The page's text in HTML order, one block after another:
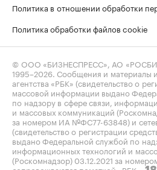
Политика в отношении обработки
Политика обработки файлов cookie
© ООО «БИЗНЕСПРЕСС», АО
1995–2026 . Сообщения и
агентства «РБК» (свидетельство о
массовой информации выдано
по надзору в сфере связи,
и массовых коммуникаций
за номером ИА №ФС77-63848) и
(свидетельство о регистрации
выдано Федеральной службой по
информационных технологий и
(Роскомнадзор) 03.12.2021 за